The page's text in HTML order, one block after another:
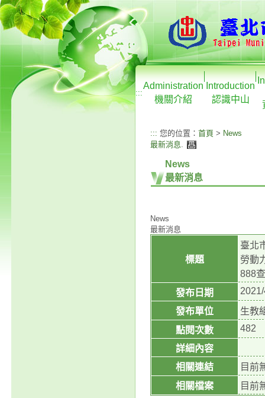
:::
Administration
機關介紹
Introduction
認識中山
::: 您的位置： 首頁 > News
最新消息.
News
最新消息
News
最新消息
標題
臺北
勞動
888
發布日期
發布單位
生教
點閱次數
482
詳細內容
相關連結
目前
相關檔案
目前